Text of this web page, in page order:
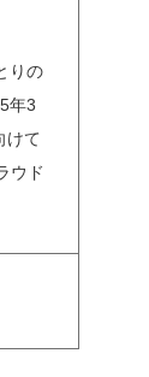
りの
年3
けて
ウド